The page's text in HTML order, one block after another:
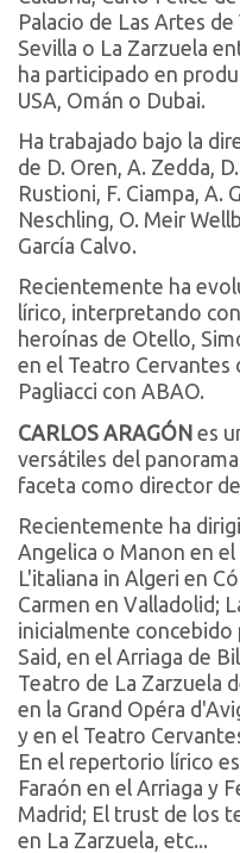
Palacio de Las Artes
Sevilla o La Zarzuela
ha participado en
USA, Omán o Dubai.
Ha trabajado bajo la
de D. Oren, A. Zedda,
Rustioni, F. Ciampa, A.
Neschling, O. Meir
García Calvo.
Recientemente ha
lírico, interpretando
heroínas de Otello,
en el Teatro Cervantes
Pagliacci con ABAO.
CARLOS ARAGÓN es
versátiles del
faceta como director
Recientemente ha
Angelica o Manon en
L'italiana in Algeri en
Carmen en Valladolid;
inicialmente concebido
Said, en el Arriaga de
Teatro de La Zarzuela
en la Grand Opéra
y en el Teatro
En el repertorio lírico
Faraón en el Arriaga y
Madrid; El trust de los
en La Zarzuela, etc...